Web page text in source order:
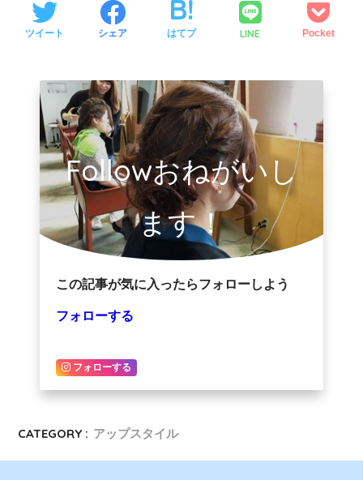
ツイート シェア はてブ LINE Pocket
Followおねがいし
ます！
この記事が気に入ったらフォローしよう
フォローする
フォローする
CATEGORY : アップスタイル